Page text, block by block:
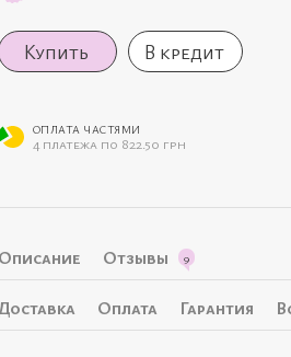
Купить В кредит
ОПЛАТА ЧАСТЯМИ
4 платежа по 822.50 грн
Описание Отзывы 9
Оплата Гарантия